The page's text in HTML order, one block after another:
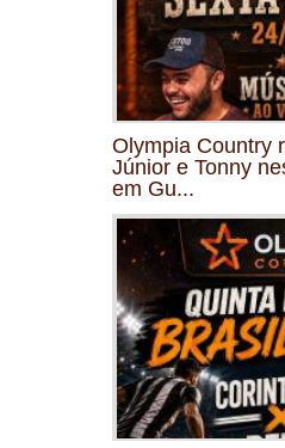
Olympia Country
Júnior e Tonny
em Gu...